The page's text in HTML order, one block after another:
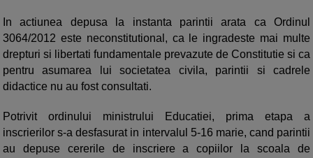
In actiunea depusa la instanta parintii arata ca Ordinul
3064/2012 este neconstitutional, ca le ingradeste mai multe
drepturi si libertati fundamentale prevazute de Constitutie si ca
pentru asumarea lui societatea civila, parintii si cadrele
didactice nu au fost consultati.
Potrivit ordinului ministrului Educatiei, prima etapa a
inscrierilor s-a desfasurat in intervalul 5-16 marie, cand parintii
au depuse cererile de inscriere a copiilor la scoala de